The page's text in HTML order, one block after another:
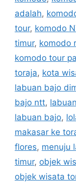
adalah,
tour, komodo
timur, komodo
komodo tour
toraja, kota
labuan bajo
bajo ntt,
labuan bajo,
makasar ke
flores, menuju
timur, objek
objek wisata